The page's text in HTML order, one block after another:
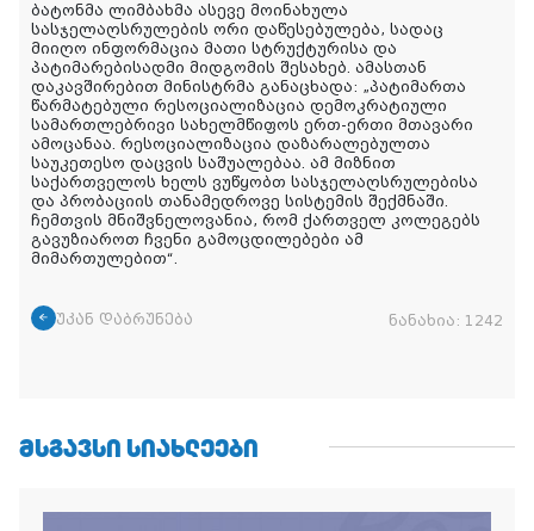
ბატონმა ლიმბახმა ასევე მოინახულა
სასჯელაღსრულების ორი დაწესებულება, სადაც
მიიღო ინფორმაცია მათი სტრუქტურისა და
პატიმარებისადმი მიდგომის შესახებ. ამასთან
დაკავშირებით მინისტრმა განაცხადა: „პატიმართა
წარმატებული რესოციალიზაცია დემოკრატიული
სამართლებრივი სახელმწიფოს ერთ-ერთი მთავარი
ამოცანაა. რესოციალიზაცია დაზარალებულთა
საუკეთესო დაცვის საშუალებაა. ამ მიზნით
საქართველოს ხელს ვუწყობთ სასჯელაღსრულებისა
და პრობაციის თანამედროვე სისტემის შექმნაში.
ჩემთვის მნიშვნელოვანია, რომ ქართველ კოლეგებს
გავუზიაროთ ჩვენი გამოცდილებები ამ
მიმართულებით“.
უკან დაბრუნება ნანახია: 1242
ᲛᲡᲒᲐᲕᲡᲘ ᲡᲘᲐᲮᲚᲔᲔᲑᲘ